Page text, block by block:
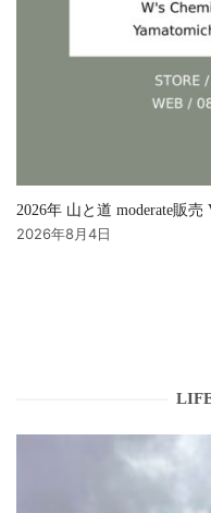
2026年 山と道 moderate販売
2026年8月4日